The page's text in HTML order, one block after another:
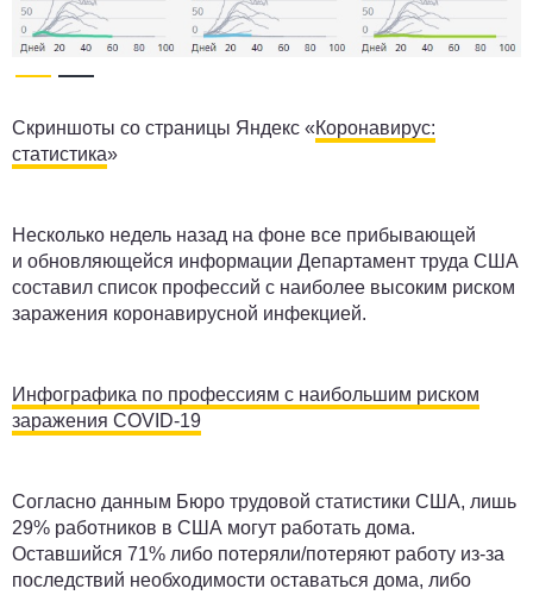
Скриншоты со страницы Яндекс «Коронавирус:
статистика»
Несколько недель назад на фоне все прибывающей
и обновляющейся информации Департамент труда США
составил список профессий с наиболее высоким риском
заражения коронавирусной инфекцией.
Инфографика по профессиям с наибольшим риском
заражения COVID-19
Согласно данным Бюро трудовой статистики США, лишь
29% работников в США могут работать дома.
Оставшийся 71% либо потеряли/потеряют работу из-за
последствий необходимости оставаться дома, либо